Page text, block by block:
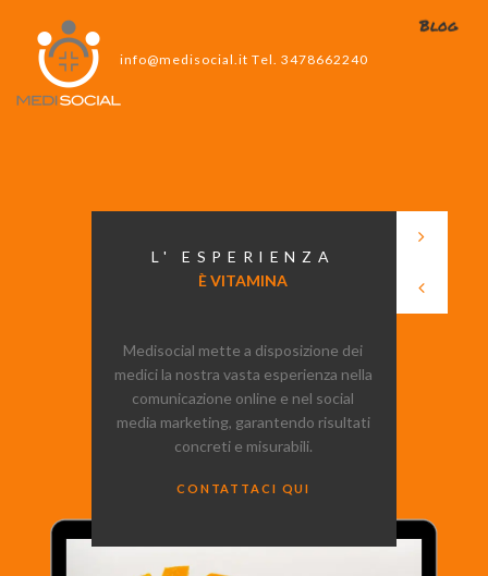
Blog
info@m edis ocial.it Tel. 3478662240
CONTATTACI QUI
Medisocial mette a disposizione dei
medici la nostra vasta esperienza nella
comunicazione online e nel social
media marketing, garantendo risultati
concreti e misurabili.
L' ESPERIENZA
È VITAMINA